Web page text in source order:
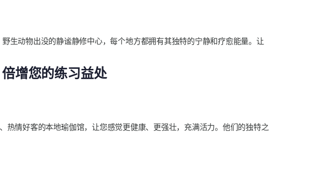
生动物出没的静谧静修中心，每个地方都拥有其独特的宁静和疗愈能量。让
增您的练习益处
热情好客的本地瑜伽馆，让您感觉更健康、更强壮，充满活力。他们的独特之